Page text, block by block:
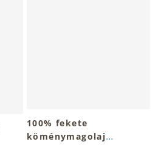
100% fekete
köménymagolaj